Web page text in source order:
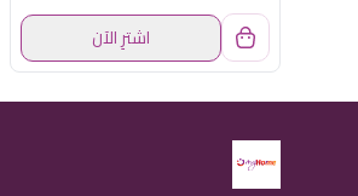
اشترِ الآن